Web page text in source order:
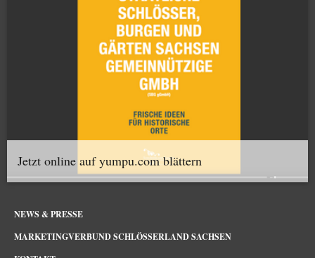
Jetzt online auf yumpu.com blättern
NEWS & PRESSE
MARKETINGVERBUND SCHLÖSSERLAND SACHSEN